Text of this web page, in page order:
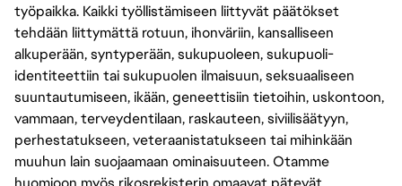
työpaikka. Kaikki työllistämiseen liittyvät päätökset
tehdään liittymättä rotuun, ihonväriin, kansalliseen
alkuperään, syntyperään, sukupuoleen, sukupuoli-
identiteettiin tai sukupuolen ilmaisuun, seksuaaliseen
suuntautumiseen, ikään, geneettisiin tietoihin, uskontoon,
vammaan, terveydentilaan, raskauteen, siviilisäätyyn,
perhestatukseen, veteraanistatukseen tai mihinkään
muuhun lain suojaamaan ominaisuuteen. Otamme